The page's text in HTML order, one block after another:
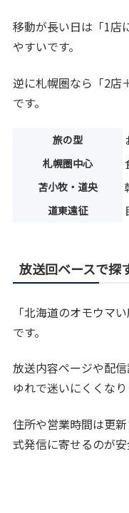
移動が長い日は「1店
やすいです。
逆に札幌圏なら「2店
です。
旅の型
札幌圏中心
苫小牧・道央
道東遠征
放送回ベースで探
「北海道のオモウマ
です。
放送内容ページや配
ゆれで迷いにくくなり
住所や営業時間は更
式発信に寄せるのが安